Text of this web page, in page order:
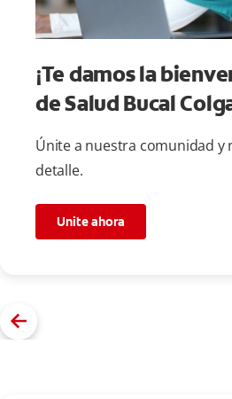
¡Te damos la
de Salud Bucal
Únite a nuestra comunidad y
detalle.
Unite ahora